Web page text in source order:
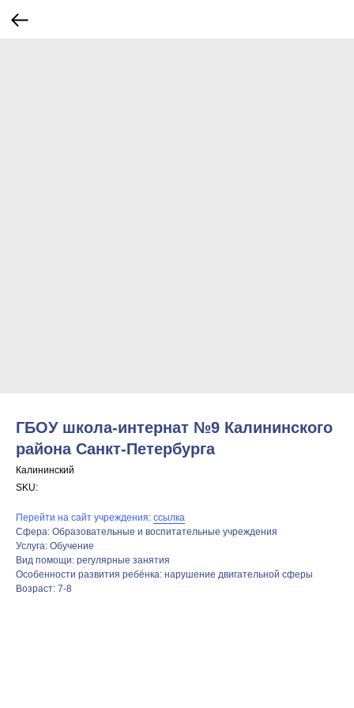
ГБОУ школа-интернат №9 Калининского
района Санкт-Петербурга
Калининский
SKU:
Перейти на сайт учреждения: ссылка
Сфера: Образовательные и воспитательные учреждения
Услуга: Обучение
Вид помощи: регулярные занятия
Особенности развития ребёнка: нарушение двигательной сферы
Возраст: 7-8